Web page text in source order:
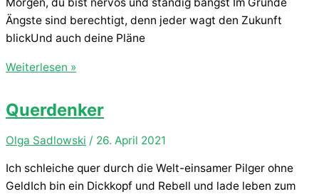
Morgen, du bist nervös und ständig bangst Im Grunde
Ängste sind berechtigt, denn jeder wagt den Zukunft
blickUnd auch deine Pläne
Motivation
Weiterlesen »
Querdenker
Olga Sadlowski / 26. April 2021
Ich schleiche quer durch die Welt-einsamer Pilger ohne
GeldIch bin ein Dickkopf und Rebell und lade leben zum